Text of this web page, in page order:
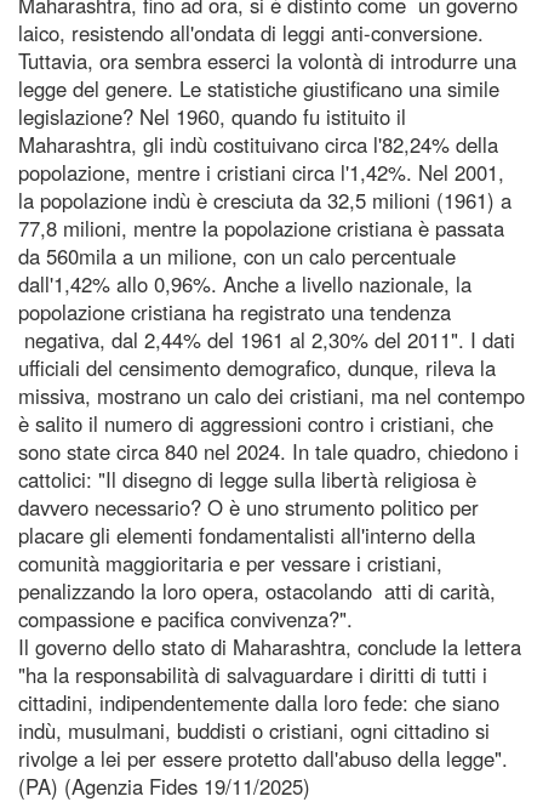
laico, resistendo all'ondata di leggi anti-conversione.
Tuttavia, ora sembra esserci la volontà di introdurre una
legge del genere. Le statistiche giustificano una simile
legislazione? Nel 1960, quando fu istituito il
Maharashtra, gli indù costituivano circa l'82,24% della
popolazione, mentre i cristiani circa l'1,42%. Nel 2001,
la popolazione indù è cresciuta da 32,5 milioni (1961) a
77,8 milioni, mentre la popolazione cristiana è passata
da 560mila a un milione, con un calo percentuale
dall'1,42% allo 0,96%. Anche a livello nazionale, la
popolazione cristiana ha registrato una tendenza
negativa, dal 2,44% del 1961 al 2,30% del 2011". I dati
ufficiali del censimento demografico, dunque, rileva la
missiva, mostrano un calo dei cristiani, ma nel contempo
è salito il numero di aggressioni contro i cristiani, che
sono state circa 840 nel 2024. In tale quadro, chiedono i
cattolici: "Il disegno di legge sulla libertà religiosa è
davvero necessario? O è uno strumento politico per
placare gli elementi fondamentalisti all'interno della
comunità maggioritaria e per vessare i cristiani,
penalizzando la loro opera, ostacolando atti di carità,
compassione e pacifica convivenza?".
Il governo dello stato di Maharashtra, conclude la lettera
"ha la responsabilità di salvaguardare i diritti di tutti i
cittadini, indipendentemente dalla loro fede: che siano
indù, musulmani, buddisti o cristiani, ogni cittadino si
rivolge a lei per essere protetto dall'abuso della legge".
(PA) (Agenzia Fides 19/11/2025)